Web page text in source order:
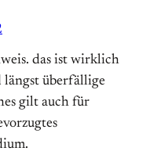
das ist wirklich
überfällige
gilt auch für